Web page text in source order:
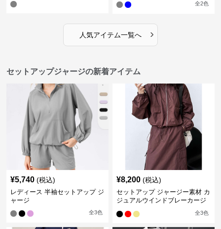
全2色
人気アイテム一覧へ ›
セットアップジャージの新着アイテム
¥5,740 (税込)
レディース 半袖セットアップ ジ
ャージ
全3色
¥8,200 (税込)
セットアップ ジャージー素材 カ
ジュアルウインドブレーカージ
ャケット &ロングスカートセッ
ト
全3色